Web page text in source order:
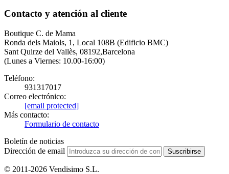
Contacto y atención al cliente
Boutique C. de Mama
Ronda dels Maiols, 1, Local 108B (Edificio BMC)
Sant Quirze del Vallès, 08192,Barcelona
(Lunes a Viernes: 10.00-16:00)
Teléfono:
931317017
Correo electrónico:
[email protected]
Más contacto:
Formulario de contacto
Boletín de noticias
Dirección de email
Suscribirse
© 2011-2026 Vendisimo S.L.